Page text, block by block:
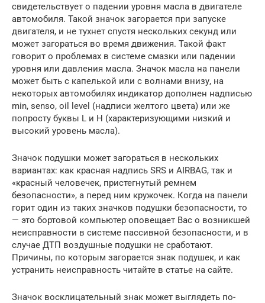
свидетельствует о падении уровня масла в двигателе
автомобиля. Такой значок загорается при запуске
двигателя, и не тухнет спустя нескольких секунд или
может загораться во время движения. Такой факт
говорит о проблемах в системе смазки или падении
уровня или давления масла. Значок масла на панели
может быть с капелькой или с волнами внизу, на
некоторых автомобилях индикатор дополнен надписью
min, senso, oil level (надписи желтого цвета) или же
попросту буквы L и H (характеризующими низкий и
высокий уровень масла).
Значок подушки может загораться в нескольких
вариантах: как красная надпись SRS и AIRBAG, так и
«красный человечек, пристегнутый ремнем
безопасности», а перед ним кружочек. Когда на панели
горит один из таких значков подушки безопасности, то
— это бортовой компьютер оповещает Вас о возникшей
неисправности в системе пассивной безопасности, и в
случае ДТП воздушные подушки не сработают.
Причины, по которым загорается знак подушек, и как
устранить неисправность читайте в статье на сайте.
Значок восклицательный знак может выглядеть по-